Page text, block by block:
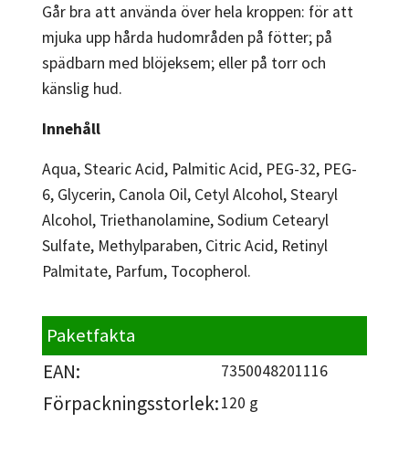
Går bra att använda över hela kroppen: för att
mjuka upp hårda hudområden på fötter; på
spädbarn med blöjeksem; eller på torr och
känslig hud.
Innehåll
Aqua, Stearic Acid, Palmitic Acid, PEG-32, PEG-
6, Glycerin, Canola Oil, Cetyl Alcohol, Stearyl
Alcohol, Triethanolamine, Sodium Cetearyl
Sulfate, Methylparaben, Citric Acid, Retinyl
Palmitate, Parfum, Tocopherol.
Paketfakta
EAN: 7350048201116
Förpackningsstorlek:120 g